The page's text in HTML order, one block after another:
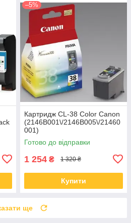
–5%
Картридж CL-38 Color Canon
(2146B001\/2146B005\/21460
001)
Готово до відправки
1 254 ₴ 1 320 ₴
Купити
ще